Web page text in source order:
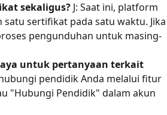
sekaligus? J: Saat ini, platform
sertifikat pada satu waktu. Jika
pengunduhan untuk masing-
untuk pertanyaan terkait
pendidik Anda melalui fitur
"Hubungi Pendidik" dalam akun